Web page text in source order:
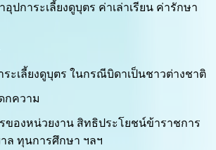
อุปการะเลี้ยงดูบุตร ค่าเล่าเรียน ค่ารักษา
ระเลี้ยงดูบุตร ในกรณีบิดาเป็นชาวต่างชาติ
กความ
ของหน่วยงาน สิทธิประโยชน์ข้าราชการ
ล ทุนการศึกษา ฯลฯ